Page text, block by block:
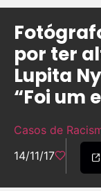
por ter
Lupita
“Foi um
Casos de
14/11/17